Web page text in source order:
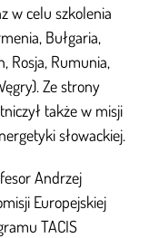
w celu szkolenia
Bułgaria,
Rosja, Rumunia,
Ze strony
także w misji
słowackiej.
Andrzej
Europejskiej
TACIS